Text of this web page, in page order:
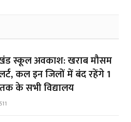
स्कूल अवकाश: खराब मौसम
कल इन जिलों में बंद रहेंगे 1
के सभी विद्यालय